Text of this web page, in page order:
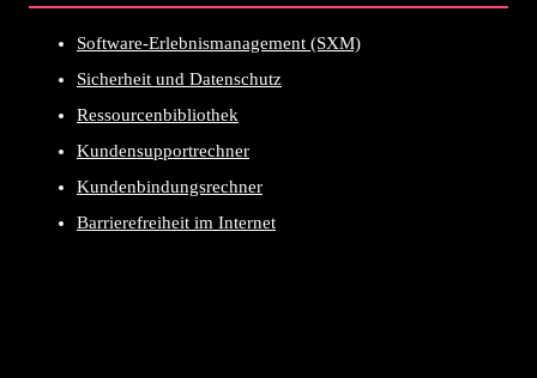
Software-Erlebnismanagement (SXM)
Sicherheit und Datenschutz
Ressourcenbibliothek
Kundensupportrechner
Kundenbindungsrechner
Barrierefreiheit im Internet